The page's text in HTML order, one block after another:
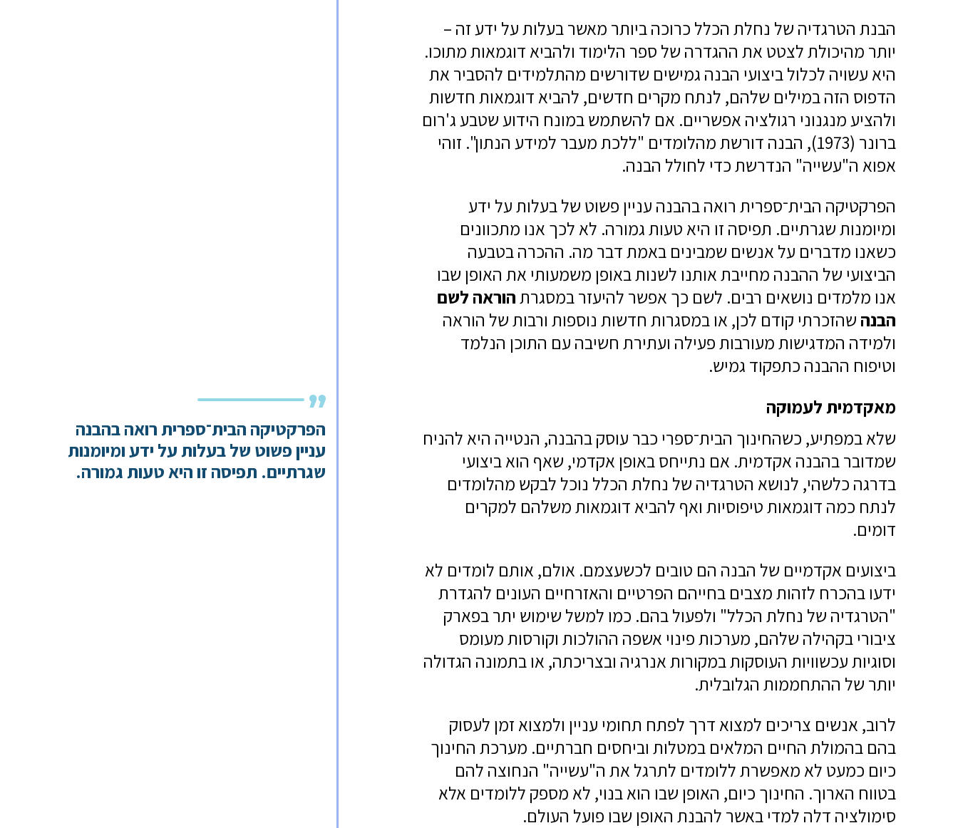
הבנת הטרגדיה של נחלת הכלל כרוכה ביותר מאשר בעלות על ידע זה –
יותר מהיכולת לצטט את ההגדרה של ספר הלימוד ולהביא דוגמאות מתוכו.
היא עשויה לכלול ביצועי הבנה גמישים שדורשים מהתלמידים להסביר את
הדפוס הזה במילים שלהם, לנתח מקרים חדשים, להביא דוגמאות חדשות
ולהציע מנגנוני רגולציה אפשריים. אם להשתמש במונח הידוע שטבע ג'רום
ברונר (1973), הבנה דורשת מהלומדים "ללכת מעבר למידע הנתון". זוהי
אפוא ה"עשייה" הנדרשת כדי לחולל הבנה.
הפרקטיקה הבית־ספרית רואה בהבנה עניין פשוט של בעלות על ידע
ומיומנות שגרתיים. תפיסה זו היא טעות גמורה. לא לכך אנו מתכוונים
כשאנו מדברים על אנשים שמבינים באמת דבר מה. ההכרה בטבעה
הביצועי של ההבנה מחייבת אותנו לשנות באופן משמעותי את האופן שבו
אנו מלמדים נושאים רבים. לשם כך אפשר להיעזר במסגרת הוראה לשם
הבנה שהזכרתי קודם לכן, או במסגרות חדשות נוספות ורבות של הוראה
ולמידה המדגישות מעורבות פעילה ועתירת חשיבה עם התוכן הנלמד
וטיפוח ההבנה כתפקוד גמיש.
מאקדמית לעמוקה
שלא במפתיע, כשהחינוך הבית־ספרי כבר עוסק בהבנה, הנטייה היא להניח
שמדובר בהבנה אקדמית. אם נתייחס באופן אקדמי, שאף הוא ביצועי
בדרגה כלשהי, לנושא הטרגדיה של נחלת הכלל נוכל לבקש מהלומדים
לנתח כמה דוגמאות טיפוסיות ואף להביא דוגמאות משלהם למקרים
דומים.
ביצועים אקדמיים של הבנה הם טובים לכשעצמם. אולם, אותם לומדים לא
ידעו בהכרח לזהות מצבים בחייהם הפרטיים והאזרחיים העונים להגדרת
"הטרגדיה של נחלת הכלל" ולפעול בהם. כמו למשל שימוש יתר בפארק
ציבורי בקהילה שלהם, מערכות פינוי אשפה ההולכות וקורסות מעומס
וסוגיות עכשוויות העוסקות במקורות אנרגיה ובצריכתה, או בתמונה הגדולה
יותר של ההתחממות הגלובלית.
לרוב, אנשים צריכים למצוא דרך לפתח תחומי עניין ולמצוא זמן לעסוק
בהם בהמולת החיים המלאים במטלות וביחסים חברתיים. מערכת החינוך
כיום כמעט לא מאפשרת ללומדים לתרגל את ה"עשייה" הנחוצה להם
בטווח הארוך. החינוך כיום, האופן שבו הוא בנוי, לא מספק ללומדים אלא
סימולציה דלה למדי באשר להבנת האופן שבו פועל העולם.
הפרקטיקה הבית־ספרית רואה בהבנה
עניין פשוט של בעלות על ידע ומיומנות
שגרתיים. תפיסה זו היא טעות גמורה.